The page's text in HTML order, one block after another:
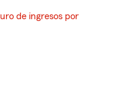
de ingresos por